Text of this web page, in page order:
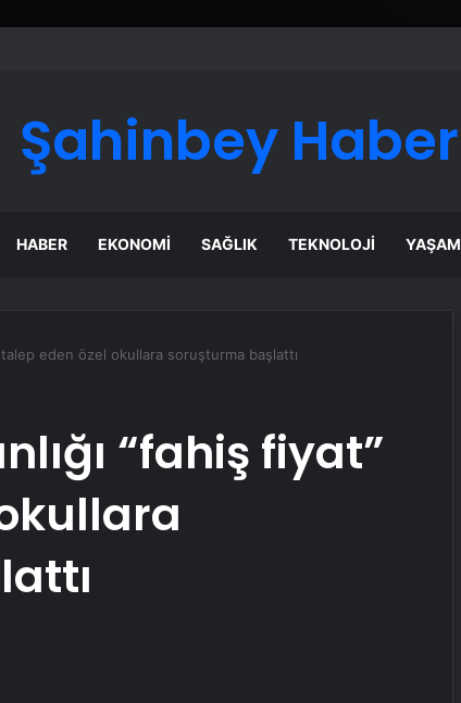
Şahinbey Haber
HABER EKONOMI SAĞLIK TEKNOLOJI YAŞAM
talep eden özel okullara soruşturma başlattı
“fahiş fiyat”